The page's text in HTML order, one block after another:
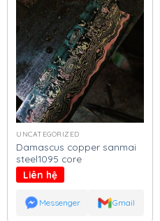
UNCATEGORIZED
Damascus copper sanmai
steel1095 core
Liên hệ
Messenger Gmail